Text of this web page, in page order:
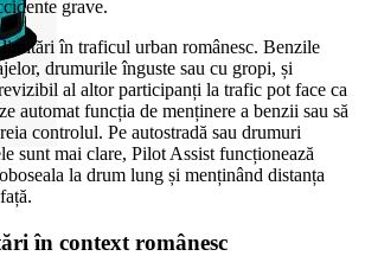
grave.
în traficul urban românesc. Benzile
drumurile înguste sau cu gropi, și
al altor participanți la trafic pot face ca
automat funcția de menținere a benzii sau să
controlul. Pe autostradă sau drumuri
sunt mai clare, Pilot Assist funcționează
la drum lung și menținând distanța
în context românesc